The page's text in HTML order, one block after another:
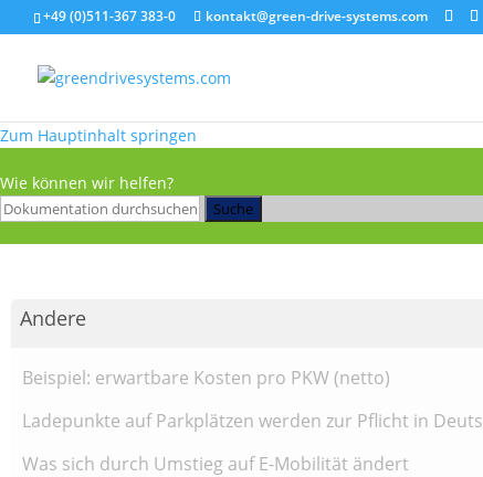
+49 (0)511-367 383-0 kontakt@green-drive-systems.com
Zum Hauptinhalt springen
Wie können wir helfen?
Suche
Andere
Beispiel: erwartbare Kosten pro PKW (netto)
Ladepunkte auf Parkplätzen werden zur Pflicht in
Was sich durch Umstieg auf E-Mobilität ändert